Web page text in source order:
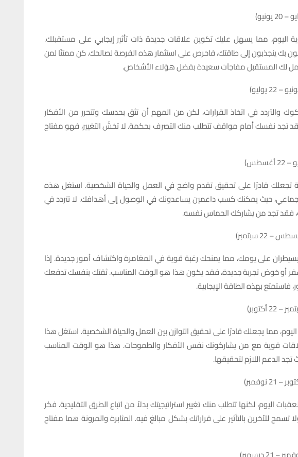
اليوم، مما يسهل عليك تكوين علاقات جديدة ذات تأثير إيجابي على مستقبلك.
بك ينجذبون إلى طاقتك، فاحرص على استثمار هذه الفرصة لصالحك. كن ممتنًا لمن
لك المستقبل مفاجآت سعيدة بفضل هؤلاء الأشخاص.
والتردد في اتخاذ القرارات، لكن من المهم أن تثق بحدسك وتتحرر من الأفكار
قد تجد نفسك أمام مواقف تتطلب منك التصرف بحكمة. لا تخشَ التغيير، فهو مفتاح
تجعلك قادرًا على تحقيق تقدم واضح في العمل والحياة الشخصية. استغل هذه
حيث يمكنك كسب داعمين يساعدونك في الوصول إلى أهدافك. لا تتردد في
فقد تجد من يشاركك الحماس نفسه.
يسيطران على يومك، مما يمنحك رغبة قوية في المغامرة واكتشاف أمور جديدة. إذا
أو خوض تجربة جديدة، فقد يكون هذا هو الوقت المناسب. ثقتك بنفسك تدفعك
فاستمتع بهذه الطاقة الإيجابية.
مما يجعلك قادرًا على تحقيق التوازن بين العمل والحياة الشخصية. استغل هذا
قوية مع من يشاركونك نفس الأفكار والطموحات. هذا هو الوقت المناسب
الدعم اللازم لتحقيقها.
اليوم، لكنها تتطلب منك تغيير استراتيجيتك بدلاً من اتباع الطرق التقليدية. فكر
تسمح للآخرين بالتأثير على قراراتك بشكل مبالغ فيه. المثابرة والمرونة هما مفتاح